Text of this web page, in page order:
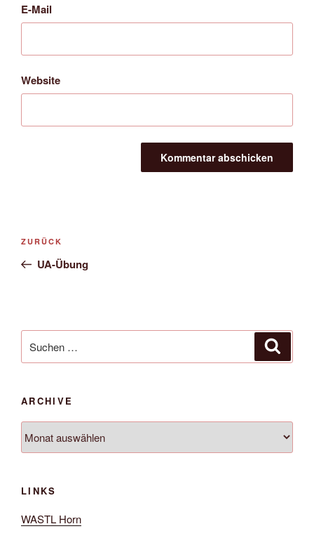
E-Mail
Website
Beitrags-
Vorheriger
Beitrag
ZURÜCK
UA-Übung
nach:
ARCHIVE
LINKS
WASTL Horn